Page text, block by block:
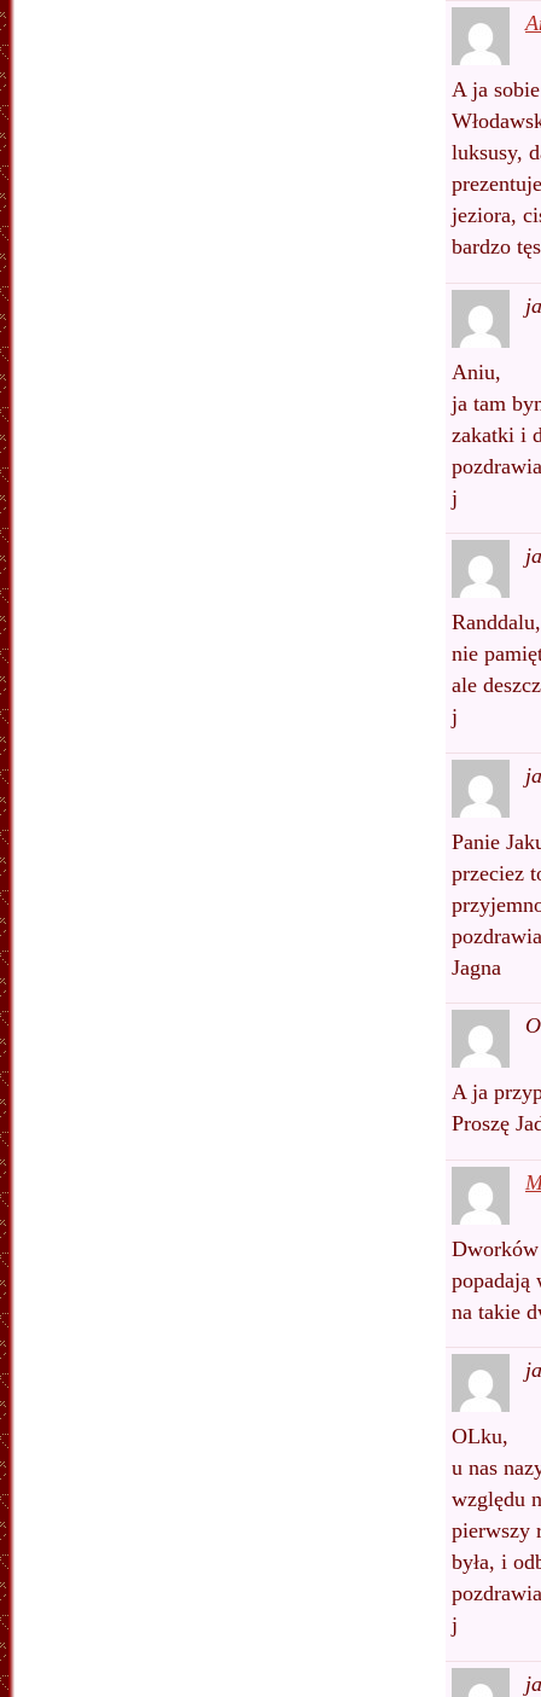
A ja
luksusy,
jeziora,
bardzo
Aniu,
ja tam
zakatki i
j
Randdalu,
nie
ale
j
Panie
przeciez
Jagna
A ja
Proszę
Dworków
popadają
na takie
OLku,
u nas
względu
pierwszy
była, i
j